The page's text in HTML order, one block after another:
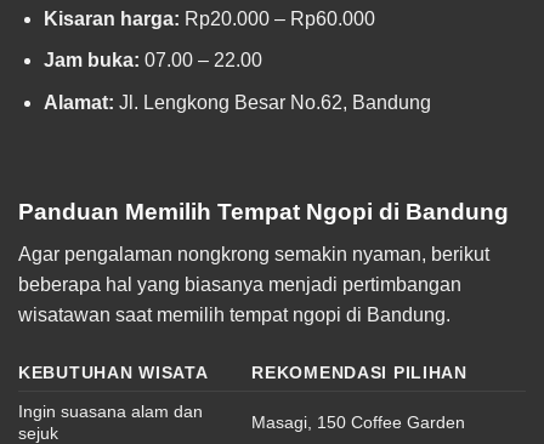
Kisaran harga: Rp20.000 – Rp60.000
Jam buka: 07.00 – 22.00
Alamat: Jl. Lengkong Besar No.62, Bandung
Panduan Memilih Tempat Ngopi di Bandung
Agar pengalaman nongkrong semakin nyaman, berikut
beberapa hal yang biasanya menjadi pertimbangan
wisatawan saat memilih tempat ngopi di Bandung.
KEBUTUHAN WISATA
REKOMENDASI PILIHAN
Ingin suasana alam dan
sejuk
Masagi, 150 Coffee Garden